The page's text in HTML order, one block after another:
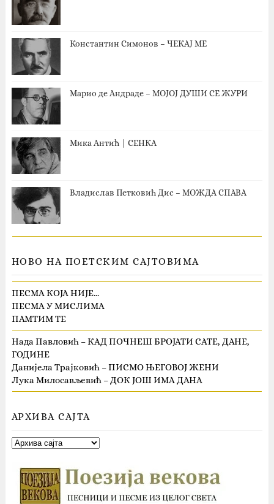
Константин Симонов – ЧЕКАЈ МЕ
Марио де Андраде – МОЈОЈ ДУШИ СЕ ЖУРИ
Мика Антић | СЕНКА
Владислав Петковић Дис – МОЖДА СПАВА
НОВО НА ПОЕТСКИМ САЈТОВИМА
ПЕСМА КОЈА НИЈЕ…
ПЕСМА У МИСЛИМА
ПАМТИМ ТЕ
Нада Павловић – КАД ПОЧНЕШ БРОЈАТИ САТЕ, ДАНЕ,
ГОДИНЕ
Данијела Трајковић – ПИСМО ЊЕГОВОЈ ЖЕНИ
Лука Милосављевић – ДОК ЈОШ ИМА ДАНА
АРХИВА САЈТА